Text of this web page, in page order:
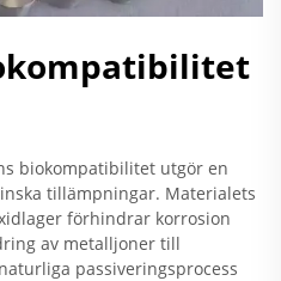
biokompatibilitet utgör en
tillämpningar. Materialets
förhindrar korrosion
av metalljoner till
passiveringsprocess